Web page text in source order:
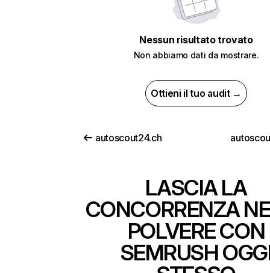
Nessun risultato trovato
Non abbiamo dati da mostrare.
Ottieni il tuo audit →
autoscout24.ch
LASCIA LA
CONCORRENZA
POLVERE CON
SEMRUSH